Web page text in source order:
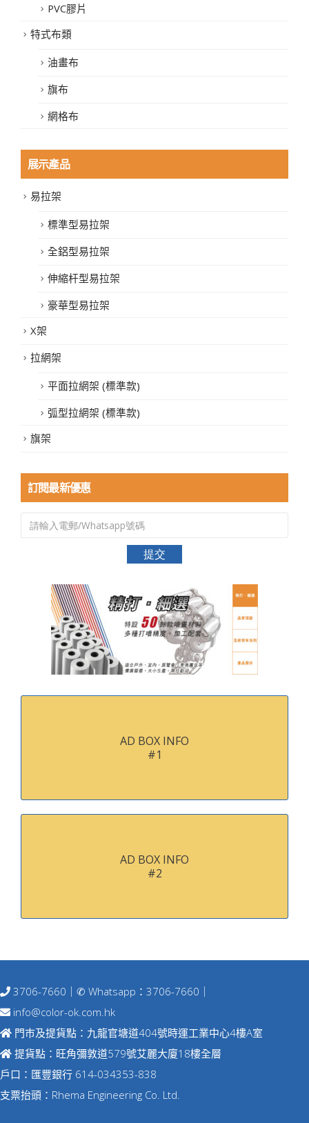
PVC膠片
特式布類
油畫布
旗布
網格布
展示產品
易拉架
標準型易拉架
全鋁型易拉架
伸縮杆型易拉架
豪華型易拉架
X架
拉網架
平面拉網架 (標準款)
弧型拉網架 (標準款)
旗架
訂閱最新優惠
AD BOX INFO
#1
AD BOX INFO
#2
3706-7660 ｜✆ Whatsapp： 3706-7660
info@color-ok.com.hk
門巿及提貨點：九龍官塘道404號時運工業中心4樓A室
提貨點：旺角彌敦道579號艾麗大廈18樓全層
戶口：匯豐銀行 614-034353-838
支票抬頭：Rhema Engineering Co. Ltd.